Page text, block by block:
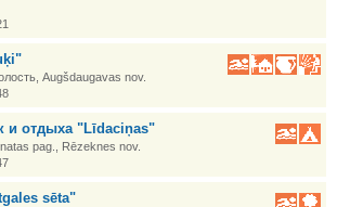
Augšdaugavas nov.
и отдыха "Līdaciņas"
pag., Rēzeknes nov.
sēta"